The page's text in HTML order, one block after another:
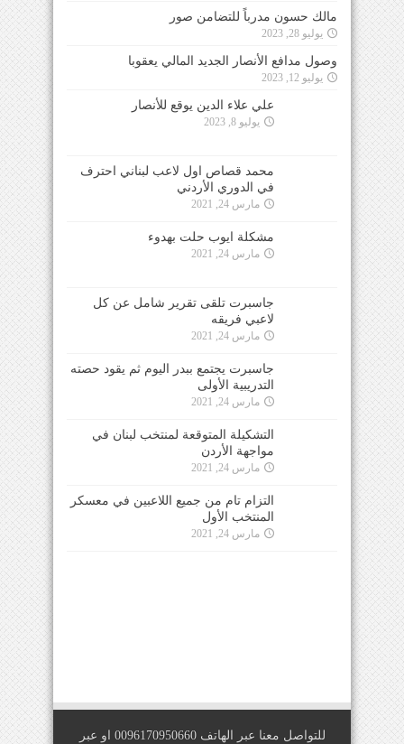
مالك حسون مدرباً للتضامن صور
يوليو 28, 2023
وصول مدافع الأنصار الجديد المالي يعقوبا
يوليو 12, 2023
علي علاء الدين يوقع للأنصار
يوليو 8, 2023
محمد قصاص اول لاعب لبناني احترف
في الدوري الأردني
مارس 24, 2021
مشكلة ايوب حلت بهدوء
مارس 24, 2021
جاسبرت تلقى تقرير شامل عن كل
لاعبي فريقه
مارس 24, 2021
جاسبرت يجتمع ببدر اليوم ثم يقود حصته
التدريبية الأولى
مارس 24, 2021
التشكيلة المتوقعة لمنتخب لبنان في
مواجهة الأردن
مارس 24, 2021
التزام تام من جميع اللاعبين في معسكر
المنتخب الأول
مارس 24, 2021
للتواصل معنا عبر الهاتف 0096170950660 او عبر